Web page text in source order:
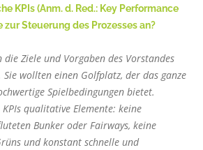
KPIs (Anm. d. Red.: Key Performance
zur Steuerung des Prozesses an?
Ziele und Vorgaben des Vorstandes
Sie wollten einen Golfplatz, der das ganze
Spielbedingungen bietet.
qualitative Elemente: keine
Bunker oder Fairways, keine
und konstant schnelle und